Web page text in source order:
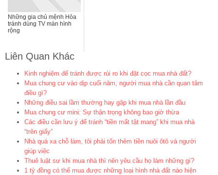
Những gia chủ mệnh Hỏa
tránh dùng TV màn hình
rộng
Liên Quan Khác
Kinh nghiệm để tránh được rủi ro khi đặt cọc mua nhà đất?
Mua chung cư vào dịp cuối năm, người mua nhà cần quan tâm
điều gì?
Những điều sai lầm thường hay gặp khi mua nhà lần đầu
Mua chung cư mini: Sự thận trọng không bao giờ thừa
Các điều cần lưu ý để tránh “tiền mất tật mang” khi mua nhà
“trên giấy”
Nhà quá xa chỗ làm, tôi phải tốn thêm tiền nuôi ôtô và người
giúp việc
Thuê luật sư khi mua nhà thì nên yêu cầu họ làm những gì?
1 tỷ đồng có thể mua được những loại hình nhà đất nào hiện